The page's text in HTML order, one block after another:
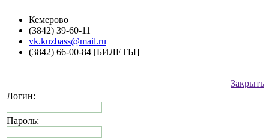
Кемерово
(3842) 39-60-11
vk.kuzbass@mail.ru
(3842) 66-00-84 [БИЛЕТЫ]
Закрыть
Логин:
Пароль: